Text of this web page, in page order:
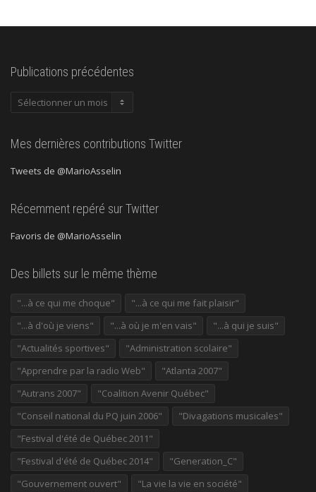
Publications précédentes
Publications
Mes dernières contributions Twitter
Tweets de @MarioAsselin
Récemment repéré sur Twitter
Favoris de @MarioAsselin
Des billets sur le même thème
"...à ce qui me choque"
"...à ce qui me fait plaisir"
"...à d'où je viens"
"...à où je m'en vais"
"...à qui je suis"
"Actualités sportives"
"Administration scolaire"
"Apprendre par la radio Web"
"Atlanta 2007"
"Autrans 2007"
"Coalition Avenir Québec"
"Conseil national du PQ juin 2006"
"Divagations musicales"
"Festival d'été de Québec 2011"
"Festival d'été de Québec 2014"
"Generation_C"
"Gouvernement ouvert"
"La vie la vie en société"